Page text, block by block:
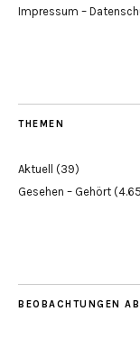
Impressum –
THEMEN
Aktuell
(39)
Gesehen – Gehört
BEOBACHTUNGEN